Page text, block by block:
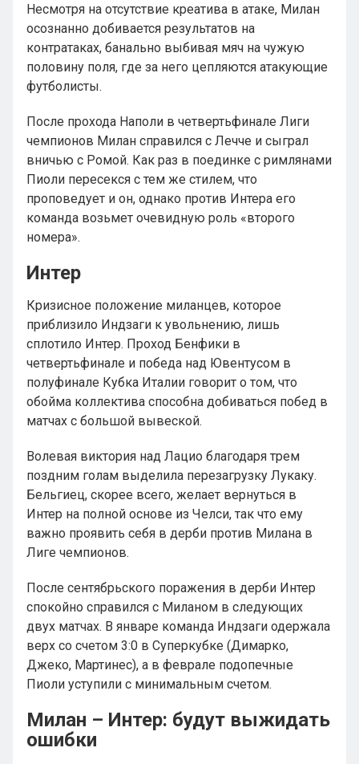
Несмотря на отсутствие креатива в атаке, Милан
осознанно добивается результатов на
контратаках, банально выбивая мяч на чужую
половину поля, где за него цепляются атакующие
футболисты.
После прохода Наполи в четвертьфинале Лиги
чемпионов Милан справился с Лечче и сыграл
вничью с Ромой. Как раз в поединке с римлянами
Пиоли пересекся с тем же стилем, что
проповедует и он, однако против Интера его
команда возьмет очевидную роль «второго
номера».
Интер
Кризисное положение миланцев, которое
приблизило Индзаги к увольнению, лишь
сплотило Интер. Проход Бенфики в
четвертьфинале и победа над Ювентусом в
полуфинале Кубка Италии говорит о том, что
обойма коллектива способна добиваться побед в
матчах с большой вывеской.
Волевая виктория над Лацио благодаря трем
поздним голам выделила перезагрузку Лукаку.
Бельгиец, скорее всего, желает вернуться в
Интер на полной основе из Челси, так что ему
важно проявить себя в дерби против Милана в
Лиге чемпионов.
После сентябрьского поражения в дерби Интер
спокойно справился с Миланом в следующих
двух матчах. В январе команда Индзаги одержала
верх со счетом 3:0 в Суперкубке (Димарко,
Джеко, Мартинес), а в феврале подопечные
Пиоли уступили с минимальным счетом.
Милан – Интер: будут выжидать
ошибки